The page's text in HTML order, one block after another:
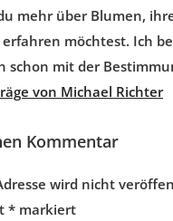
mehr über Blumen,
möchtest. Ich
schon mit der
von Michael Richter
Kommentar
wird nicht
* markiert